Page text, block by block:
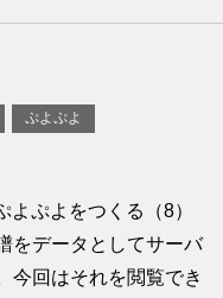
ぷよぷよ
ぷよをつくる（8）
をデータとしてサーバ
今回はそれを閲覧でき